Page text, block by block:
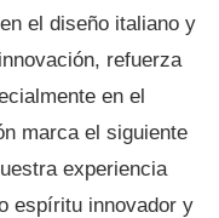
el diseño italiano y
refuerza
en el
marca el siguiente
experiencia
espíritu innovador y